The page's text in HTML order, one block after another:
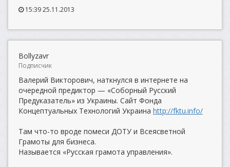
15:39 25.11.2013
Bollyzavr
Подписчик
Валерий Викторович, наткнулся в интернете на
очередной предиктор — «Соборный Русский
Предуказатель» из Украины. Сайт Фонда
Концептуальных Технологий Украина http://fktu.info/
Там что-то вроде помеси ДОТУ и Всеясветной
Грамоты для бизнеса.
Называется «Русская грамота управления».